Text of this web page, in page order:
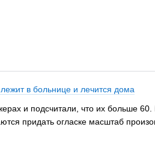
в больнице и лечится дома
и подсчитали, что их больше
придать огласке масштаб